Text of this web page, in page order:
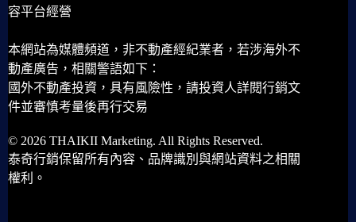
容平台經營
本網站為媒體頻道，非不動產經紀業者，若涉海外不
動產廣告，相關警語如下：
國外不動產投資，具有風險性，請投資人詳閱行銷文
件並審慎考量後再行交易
© 2026 THAIKII Marketing. All Rights Reserved.
泰奇行銷保留所有內容、品牌識別與網站資料之相關
權利。